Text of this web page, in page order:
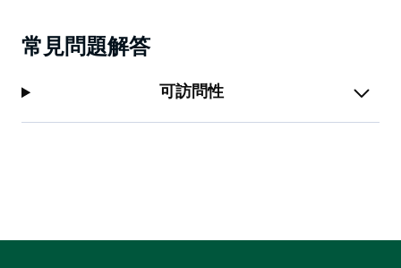
常見問題解答
可訪問性